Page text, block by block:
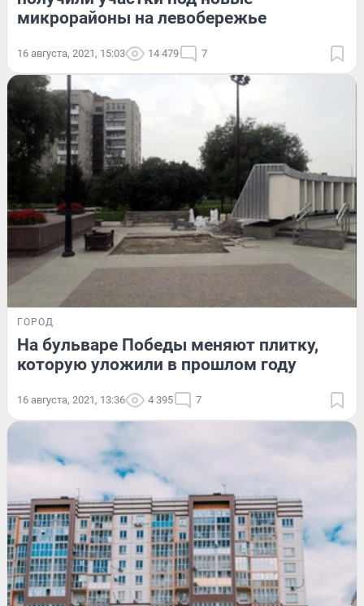
микрорайоны на левобережье
16 августа, 2021, 15:03 14 479 7
ГОРОД
На бульваре Победы меняют плитку,
которую уложили в прошлом году
16 августа, 2021, 13:36 4 395 7